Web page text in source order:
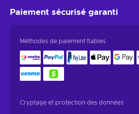
Paiement sécurisé garanti
Méthodes de paiement fiables
Cryptage et protection des données